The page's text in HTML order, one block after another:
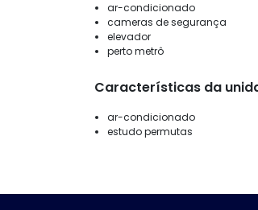
ar-condicionado
cameras de segurança
elevador
perto metrô
Características da
ar-condicionado
estudo permutas